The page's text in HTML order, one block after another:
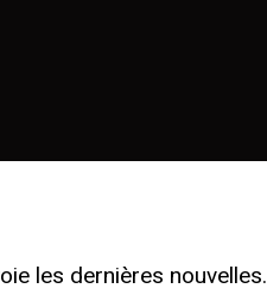
les dernières nouvelles.